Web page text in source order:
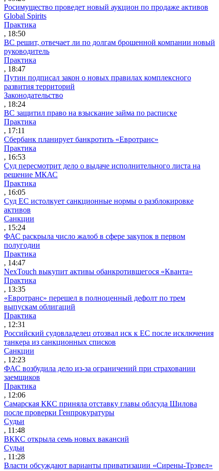
Росимущество проведет новый аукцион по продаже активов
Global Spirits
Практика
, 18:50
ВС решит, отвечает ли по долгам брошенной компании новый
руководитель
Практика
, 18:47
Путин подписал закон о новых правилах комплексного
развития территорий
Законодательство
, 18:24
ВС защитил право на взыскание займа по расписке
Практика
, 17:11
Сбербанк планирует банкротить «Евротранс»
Практика
, 16:53
Суд пересмотрит дело о выдаче исполнительного листа на
решение МКАС
Практика
, 16:05
Суд ЕС истолкует санкционные нормы о разблокировке
активов
Санкции
, 15:24
ФАС раскрыла число жалоб в сфере закупок в первом
полугодии
Практика
, 14:47
NexTouch выкупит активы обанкротившегося «Кванта»
Практика
, 13:35
«Евротранс» перешел в полноценный дефолт по трем
выпускам облигаций
Практика
, 12:31
Российский судовладелец отозвал иск к ЕС после исключения
танкера из санкционных списков
Санкции
, 12:23
ФАС возбудила дело из-за ограничений при страховании
заемщиков
Практика
, 12:06
Самарская ККС приняла отставку главы облсуда Шилова
после проверки Генпрокуратуры
Судьи
, 11:48
ВККС открыла семь новых вакансий
Судьи
, 11:28
Власти обсуждают варианты приватизации «Сирены-Трэвел»